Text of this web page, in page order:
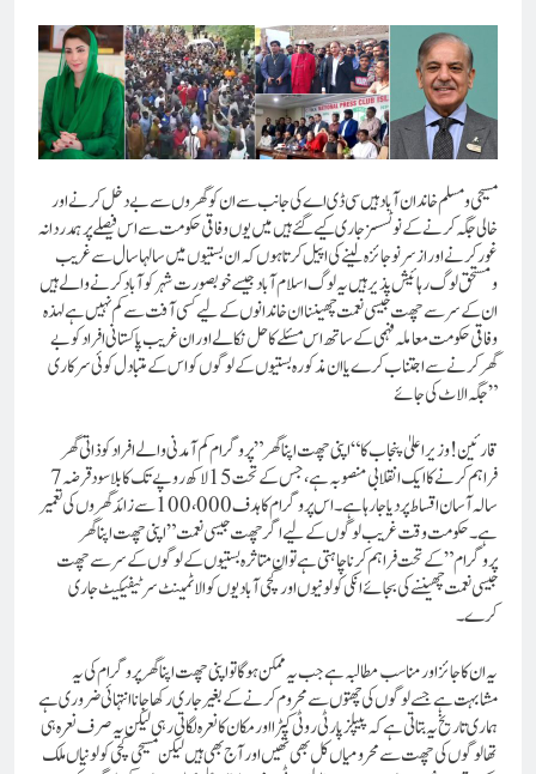
مسیحی و مسلم خاندان آباد ہیں سی ڈی اے کی جانب سے ان کو گھروں سے بے دخل کرنے اور
خالی جگہ کرنے کے نوٹسسز جاری کیے گئے ہیں میں یوں وفاقی حکومت سے اس فیصلے پر ہمدردانہ
غور کرنے اور از سرنو جائزہ لینے کی اپیل کرتا ہوں کہ ان بستیوں میں سالہا سال سے غریب
ومستحق لوگ رہائیش پذیر ہیں یہ لوگ اسلام آباد جیسے خوبصورت شہر کو آباد کرنے والے ہیں
ان کے سر سے چھت جیسی نعمت چھیننا ان خاندانوں کے لیے کسی آفت سے کم نہیں ہے لہذہ
وفاقی حکومت معاملہ فہمی کے ساتھ اس مسئلے کا حل نکالے اور ان غریب پاکستانی افراد کو بے
گھر کرنے سے اجتناب کرے یا ان مذکورہ بستیوں کے لوگوں کو اس کے متبادل کوئی سرکاری
جگہ الاٹ کی جائے”
قارئین ! وزیر اعلیٰ پنجاب کا “اپنی چھت اپنا گھر” پروگرام کم آمدنی والے افراد کو ذاتی گھر
فراہم کرنے کا ایک انقلابی منصوبہ ہے، جس کے تحت 15 لاکھ روپے تک کا بلا سود قرضہ 7
سالہ آسان اقساط پر دیا جا رہا ہے۔ اس پروگرام کا ہدف 100،000 سے زائد گھروں کی تعمیر
ہے۔حکومت وقت غریب لوگوں کے لیے اگرچھت جیسی نعمت” اپنی چھت اپنا گھر
پروگرام” کے تحت فراہم کرنا چاہتی ہے تو ان متاثرہ بستیوں کے لوگوں کے سر سے چھت
جیسی نعمت چھیننےکی بجائے انکی کولونیوں اور کچی آبادیوں کو الاٹمینٹ سرٹیفیکیٹ جاری
کرے۔
یہ ان کا جائز اور مناسب مطالبہ ہےجب یہ ممکن ہوگا تو اپنی چھت اپنا گھر پروگرام کی یہ
مشابہت ہے جسے لوگوں کی چھتوں سے محروم کرنے کے بغیر جاری رکھا جانا انتہائی ضروری ہے
ہماری تاریخ یہ بتاتی ہے کہ پیپلز پارٹی روٹی کپڑا اور مکان کا نعرہ لگاتی رہی لیکن یہ صرف نعرہ ہی
تھا لوگوں کی چھت سے محرومیاں کل بھی تھیں اور آج بھی ہیں لیکن مسیحی کچی کولو نیاں ملک